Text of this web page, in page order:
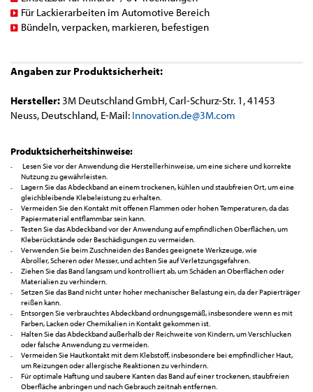
Für Lackierarbeiten im Automotive Bereich
Bündeln, verpacken, markieren, befestigen
Angaben zur Produktsicherheit:
Hersteller: 3M Deutschland GmbH, Carl-Schurz-Str. 1, 41453
Neuss, Deutschland, E-Mail: Innovation.de@3M.com
Produktsicherheitshinweise:
Lesen Sie vor der Anwendung die Herstellerhinweise, um eine sichere und korrekte
Nutzung zu gewährleisten.
Lagern Sie das Abdeckband an einem trockenen, kühlen und staubfreien Ort, um eine
gleichbleibende Klebeleistung zu erhalten.
Vermeiden Sie den Kontakt mit offenen Flammen oder hohen Temperaturen, da das
Papiermaterial entflammbar sein kann.
Testen Sie das Abdeckband vor der Anwendung auf empfindlichen Oberflächen, um
Kleberückstände oder Beschädigungen zu vermeiden.
Verwenden Sie beim Zuschneiden des Bandes geeignete Werkzeuge, wie
Abroller, Scheren oder Messer, und achten Sie auf Verletzungsgefahren.
Ziehen Sie das Band langsam und kontrolliert ab, um Schäden an Oberflächen oder
Materialien zu verhindern.
Setzen Sie das Band nicht unter hoher mechanischer Belastung ein, da der Papierträger
reißen kann.
Entsorgen Sie verbrauchtes Abdeckband ordnungsgemäß, insbesondere wenn es mit
Farben, Lacken oder Chemikalien in Kontakt gekommen ist.
Halten Sie das Abdeckband außerhalb der Reichweite von Kindern, um Verschlucken
oder falsche Anwendung zu vermeiden.
Vermeiden Sie Hautkontakt mit dem Klebstoff, insbesondere bei empfindlicher Haut,
um Reizungen oder allergische Reaktionen zu verhindern.
Für optimale Haftung und saubere Kanten das Band auf einer trockenen, staubfreien
Oberfläche anbringen und nach Gebrauch zeitnah entfernen.